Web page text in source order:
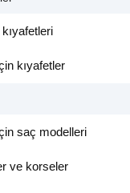
kıyafetler
saç modelleri
ve korseler